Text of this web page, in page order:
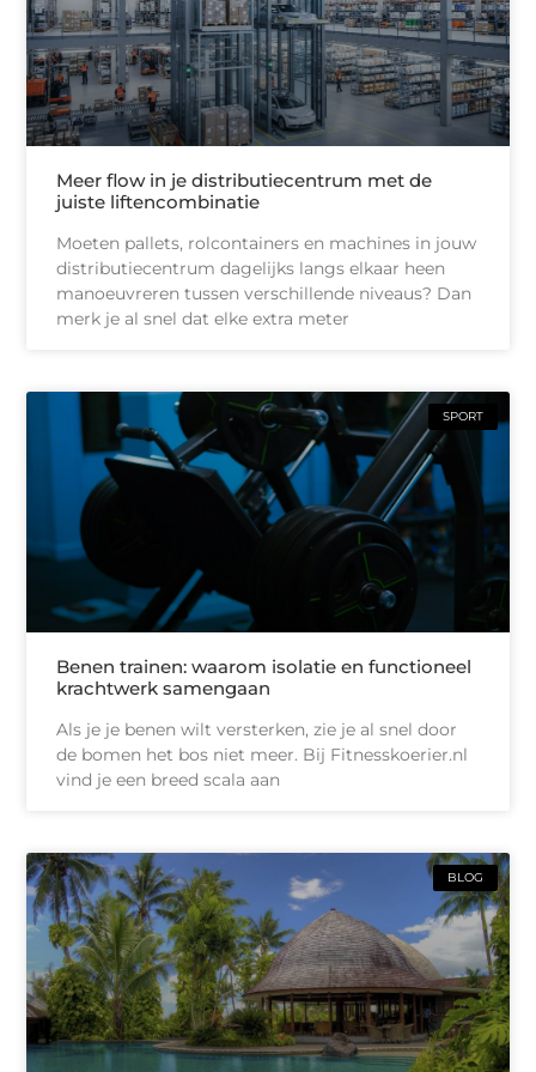
Meer flow in je distributiecentrum met de
juiste liftencombinatie
Moeten pallets, rolcontainers en machines in jouw
distributiecentrum dagelijks langs elkaar heen
manoeuvreren tussen verschillende niveaus? Dan
merk je al snel dat elke extra meter
SPORT
Benen trainen: waarom isolatie en functioneel
krachtwerk samengaan
Als je je benen wilt versterken, zie je al snel door
de bomen het bos niet meer. Bij Fitnesskoerier.nl
vind je een breed scala aan
BLOG